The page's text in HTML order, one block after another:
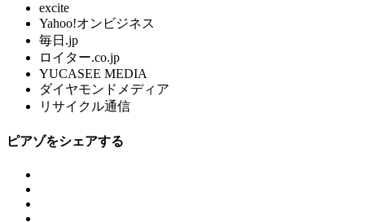
excite
Yahoo!オンビジネス
毎日.jp
ロイター.co.jp
YUCASEE MEDIA
ダイヤモンドメディア
リサイクル通信
ピアゾをシェアする